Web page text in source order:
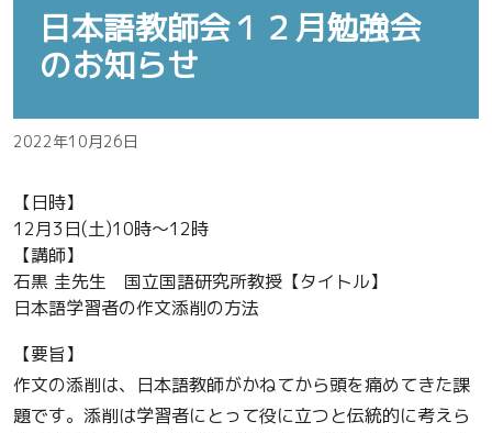
日本語教師会１２月勉強会
のお知らせ
2022年10月26日
【日時】
12月3日(土)10時～12時
【講師】
石黒 圭先生 国立国語研究所教授【タイトル】
日本語学習者の作文添削の方法
【要旨】
作文の添削は、日本語教師がかねてから頭を痛めてきた課
題です。 添削は学習者にとって役に立つと伝統的に考えら